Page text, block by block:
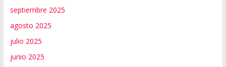
septiembre 2025
agosto 2025
julio 2025
junio 2025